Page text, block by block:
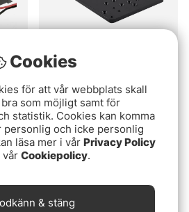
Minn Kota MKA-58
Förstärkningsplatta
5399 kr
Cookies
för att vår webbplats skall
som möjligt samt för
statistik. Cookies kan komma
personlig och icke personlig
läsa mer i vår Privacy Policy
vår Cookiepolicy.
& stäng